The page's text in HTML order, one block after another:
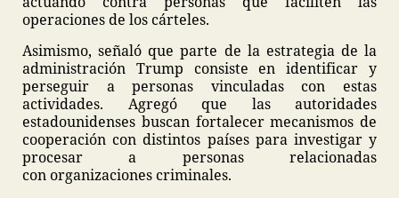
operaciones de los cárteles.
Asimismo, señaló que parte de la estrategia de la
administración Trump consiste en identificar y
perseguir a personas vinculadas con estas
actividades. Agregó que las autoridades
estadounidenses buscan fortalecer mecanismos de
cooperación con distintos países para investigar y
procesar a personas relacionadas
con organizaciones criminales.